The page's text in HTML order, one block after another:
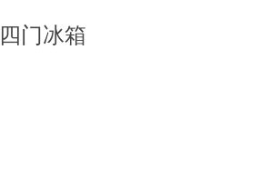
四门冰箱